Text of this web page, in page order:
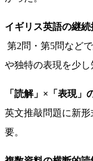
イギリス英語の継続
第2問・第5問など
や独特の表現を少し
「読解」×「表現」
英文推敲問題に新
要。